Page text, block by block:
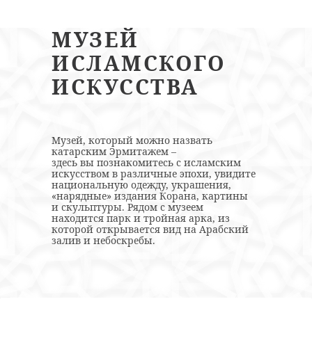
Музей, который можно назвать
катарским Эрмитажем –
здесь вы познакомитесь с исламским
искусством в различные эпохи, увидите
национальную одежду, украшения,
«нарядные» издания Корана, картины
и скульптуры. Рядом с музеем
находится парк и тройная арка, из
которой открывается вид на Арабский
залив и небоскребы.
МУЗЕЙ
ИСЛАМСКОГО
ИСКУССТВА